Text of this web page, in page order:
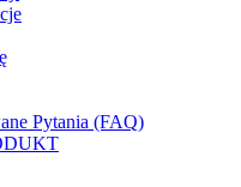
Pytania (FAQ)